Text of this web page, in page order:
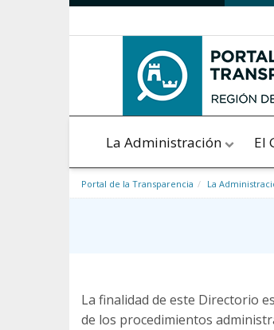
Saltar al contenido
La Administración El
Portal de la Transparencia La
La finalidad de este Directorio
de los procedimientos